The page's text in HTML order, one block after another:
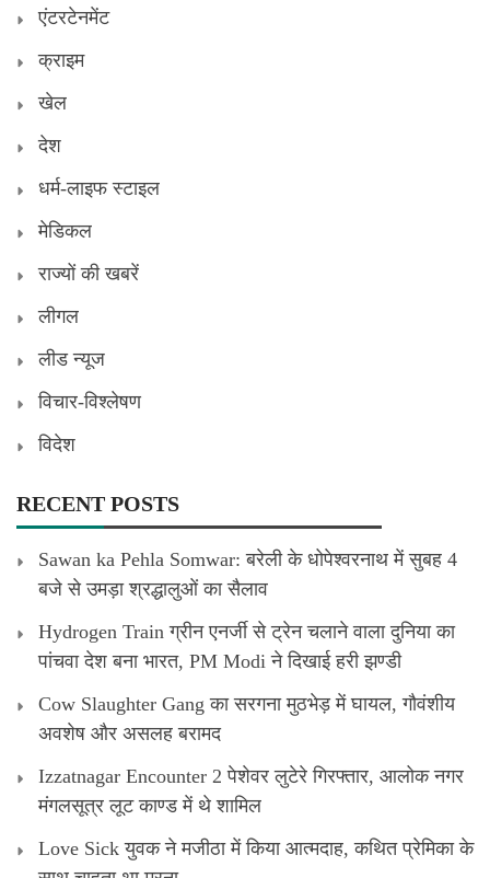
एंटरटेनमेंट
क्राइम
खेल
देश
धर्म-लाइफ स्टाइल
मेडिकल
राज्यों की खबरें
लीगल
लीड न्यूज
विचार-विश्लेषण
विदेश
RECENT POSTS
Sawan ka Pehla Somwar: बरेली के धोपेश्वरनाथ में सुबह 4
बजे से उमड़ा श्रद्धालुओं का सैलाव
Hydrogen Train ग्रीन एनर्जी से ट्रेन चलाने वाला दुनिया का
पांचवा देश बना भारत, PM Modi ने दिखाई हरी झण्डी
Cow Slaughter Gang का सरगना मुठभेड़ में घायल, गौवंशीय
अवशेष और असलह बरामद
Izzatnagar Encounter 2 पेशेवर लुटेरे गिरफ्तार, आलोक नगर
मंगलसूत्र लूट काण्‍ड में थे शामिल
Love Sick युवक ने मजीठा में किया आत्मदाह, कथित प्रेमिका के